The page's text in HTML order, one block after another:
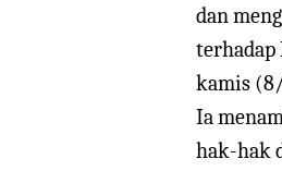
dan
terhadap
kamis
Ia
hak-hak